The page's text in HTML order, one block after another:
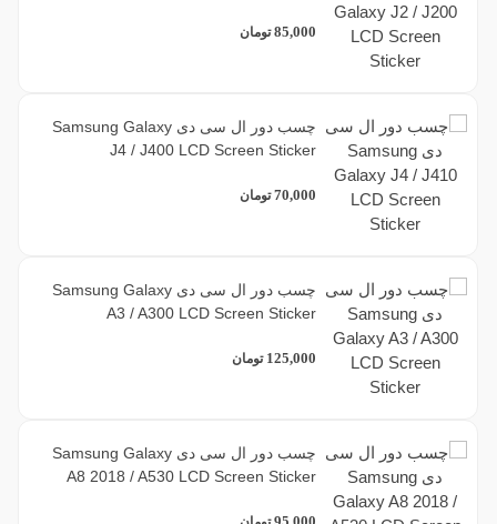
85,000 تومان
چسب دور ال سی دی Samsung Galaxy
J4 / J400 LCD Screen Sticker
70,000 تومان
چسب دور ال سی دی Samsung Galaxy
A3 / A300 LCD Screen Sticker
125,000 تومان
چسب دور ال سی دی Samsung Galaxy
A8 2018 / A530 LCD Screen Sticker